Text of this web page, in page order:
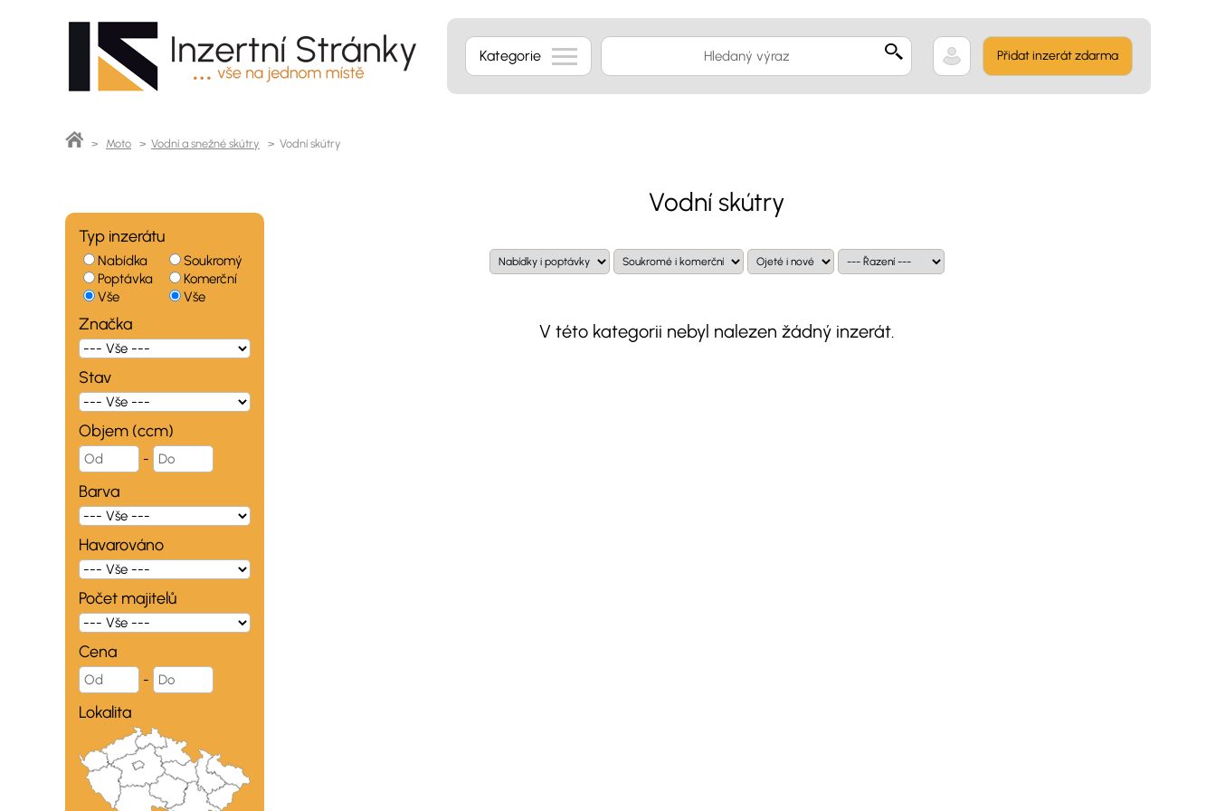
Kategorie Přidat inzerát zdarma
> Moto > Vodní a snežné skútry > Vodní skútry
Typ inzerátu
Nabídka
Poptávka
Vše
Soukromý
Komerční
Vše
Značka
Stav
Objem (ccm)
-
Barva
Havarováno
Počet majitelů
Cena
-
Lokalita
Vodní skútry
V této kategorii nebyl nalezen žádný inzerát.